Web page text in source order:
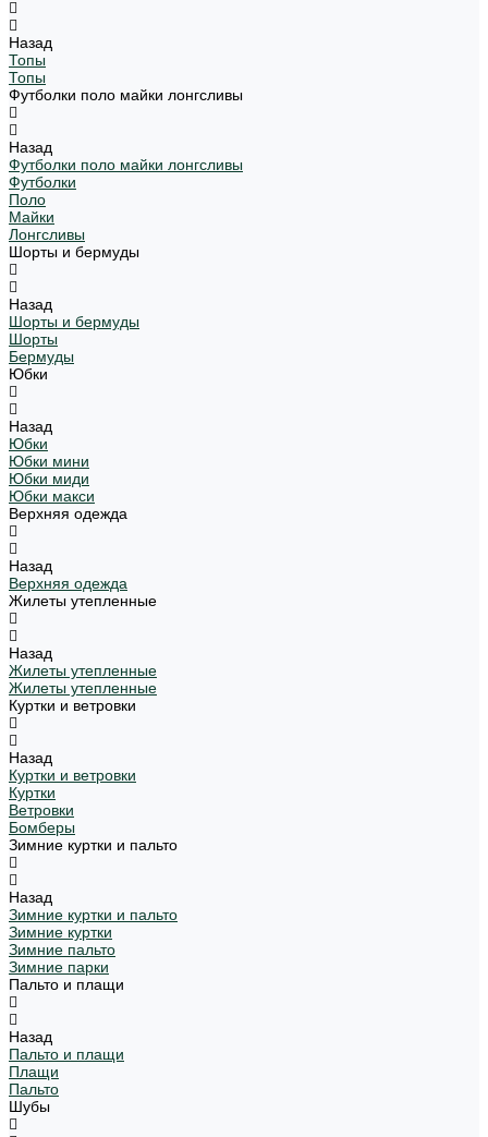
Назад
Топы
Топы
Футболки поло майки лонгсливы
Назад
Футболки поло майки лонгсливы
Футболки
Поло
Майки
Лонгсливы
Шорты и бермуды
Назад
Шорты и бермуды
Шорты
Бермуды
Юбки
Назад
Юбки
Юбки мини
Юбки миди
Юбки макси
Верхняя одежда
Назад
Верхняя одежда
Жилеты утепленные
Назад
Жилеты утепленные
Жилеты утепленные
Куртки и ветровки
Назад
Куртки и ветровки
Куртки
Ветровки
Бомберы
Зимние куртки и пальто
Назад
Зимние куртки и пальто
Зимние куртки
Зимние пальто
Зимние парки
Пальто и плащи
Назад
Пальто и плащи
Плащи
Пальто
Шубы